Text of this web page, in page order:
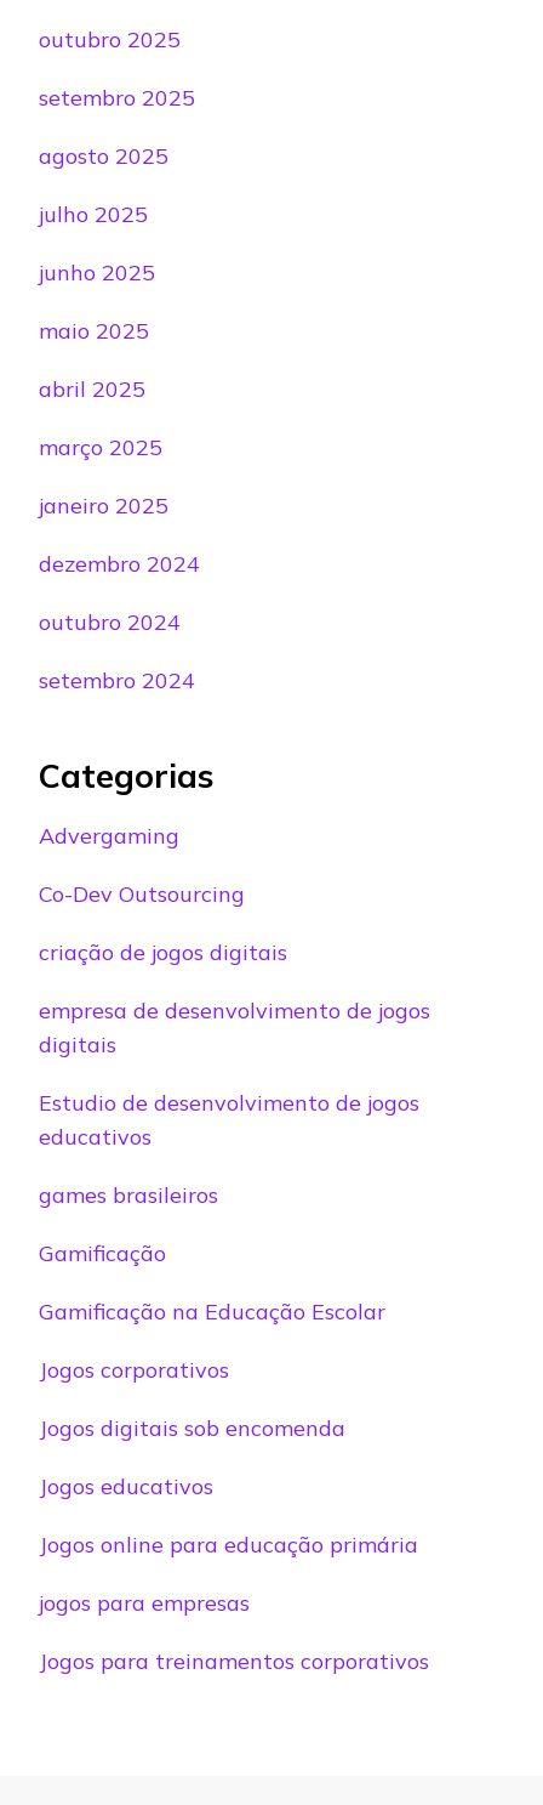
outubro 2025
setembro 2025
agosto 2025
julho 2025
junho 2025
maio 2025
abril 2025
março 2025
janeiro 2025
dezembro 2024
outubro 2024
setembro 2024
Categorias
Advergaming
Co-Dev Outsourcing
criação de jogos digitais
empresa de desenvolvimento de jogos
digitais
Estudio de desenvolvimento de jogos
educativos
games brasileiros
Gamificação
Gamificação na Educação Escolar
Jogos corporativos
Jogos digitais sob encomenda
Jogos educativos
Jogos online para educação primária
jogos para empresas
Jogos para treinamentos corporativos